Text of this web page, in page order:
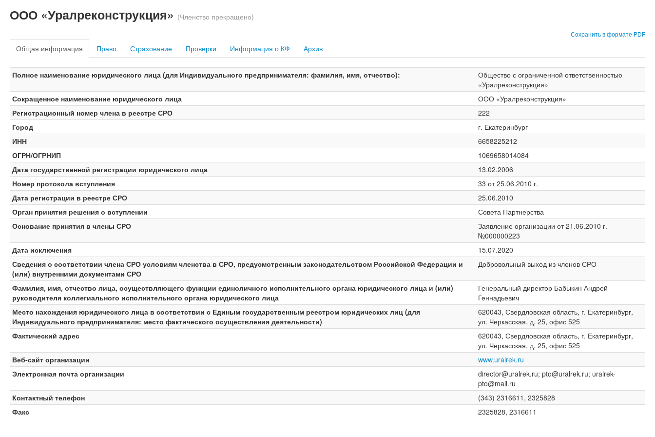
ООО «Уралреконструкция» (Членство прекращено)
Сохранить в формате PDF
Общая информация Право Страхование Проверки Информация о КФ Архив
Полное наименование юридического лица (для Индивидуального предпринимателя: фамилия, имя, отчество):
Общество с ограниченной ответственностью
«Уралреконструкция»
Сокращенное наименование юридического лица
ООО «Уралреконструкция»
Регистрационный номер члена в реестре СРО
222
Город
г. Екатеринбург
ИНН
6658225212
ОГРН/ОГРНИП
1069658014084
Дата государственной регистрации юридического лица
13.02.2006
Номер протокола вступления
33 от 25.06.2010 г.
Дата регистрации в реестре СРО
25.06.2010
Орган принятия решения о вступлении
Совета Партнерства
Основание принятия в члены СРО
Заявление организации от 21.06.2010 г.
№000000223
Дата исключения
15.07.2020
Сведения о соответствии члена СРО условиям членства в СРО, предусмотренным законодательством Российской Федерации и
(или) внутренними документами СРО
Добровольный выход из членов СРО
Фамилия, имя, отчество лица, осуществляющего функции единоличного исполнительного органа юридического лица и (или)
руководителя коллегиального исполнительного органа юридического лица
Генеральный директор Бабыкин Андрей
Геннадьевич
Место нахождения юридического лица в соответствии с Единым государственным реестром юридических лиц (для
Индивидуального предпринимателя: место фактического осуществления деятельности)
620043, Свердловская область, г. Екатеринбург,
ул. Черкасская, д. 25, офис 525
Фактический адрес
620043, Свердловская область, г. Екатеринбург,
ул. Черкасская, д. 25, офис 525
Веб-сайт организации
www.uralrek.ru
Электронная почта организации
director@uralrek.ru; pto@uralrek.ru; uralrek-
pto@mail.ru
Контактный телефон
(343) 2316611, 2325828
Факс
2325828, 2316611